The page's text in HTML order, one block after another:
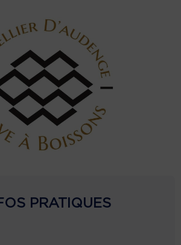
PRATIQUES